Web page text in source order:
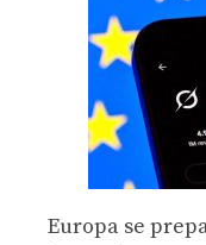
Europa se